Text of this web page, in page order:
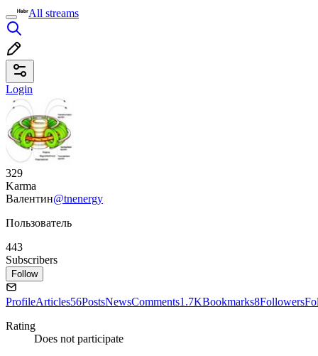
All streams
Login
329
Karma
Валентин@tnenergy
Пользователь
443
Subscribers
Follow
ProfileArticles56PostsNewsComments1.7KBookmarks8Followers
Rating
Does not participate